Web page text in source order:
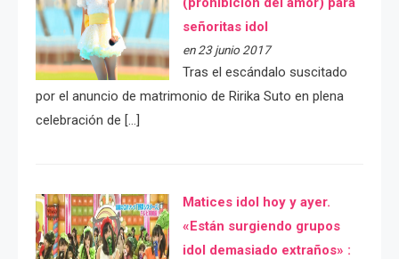
señoritas idol
en 23 junio 2017
Tras el escándalo suscitado
por el anuncio de matrimonio de Ririka Suto en plena
celebración de […]
Matices idol hoy y ayer.
«Están surgiendo grupos
idol demasiado extraños» :